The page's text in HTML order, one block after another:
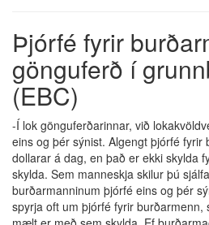
Þjórfé fyrir
gönguferð í
(EBC)
-Í lok gönguferðarinnar, við
eins og þér sýnist. Algengt þjórfé fyrir
dollarar á dag, en það er ekki skylda
skylda. Sem manneskja skilur þú
burðarmanninum þjórfé eins og þér
spyrja oft um þjórfé fyrir burðarmenn,